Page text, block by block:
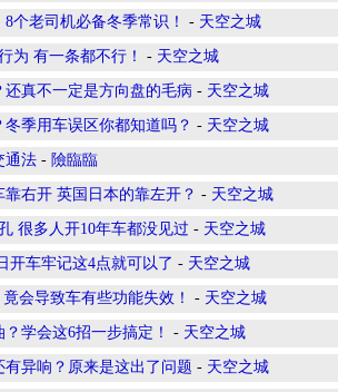
个老司机必备冬季常识！ - 天空之城
为 有一条都不行！ - 天空之城
真不一定是方向盘的毛病 - 天空之城
季用车误区你都知道吗？ - 天空之城
通法 - 險臨臨
右开 英国日本的靠左开？ - 天空之城
很多人开10年车都没见过 - 天空之城
开车牢记这4点就可以了 - 天空之城
会导致车有些功能失效！ - 天空之城
学会这6招一步搞定！ - 天空之城
有异响？原来是这出了问题 - 天空之城